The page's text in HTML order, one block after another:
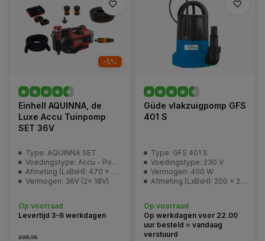
-5%
Einhell AQUINNA, de
Luxe Accu Tuinpomp
SET 36V
Type: AQUINNA SET
Voedingstype: Accu - Power-X-Change
Afmeting (LxBxH): 470 x 282 x 287 mm
Vermogen: 36V (2x 18V)
Op voorraad
Levertijd 3-6 werkdagen
399,95
Güde vlakzuigpomp GFS
401 S
Type: GFS 401 S
Voedingstype: 230 V
Vermogen: 400 W
Afmeting (LxBxH): 200 x 200 x 280 mm
Op voorraad
Op werkdagen voor 22.00
uur besteld = vandaag
verstuurd